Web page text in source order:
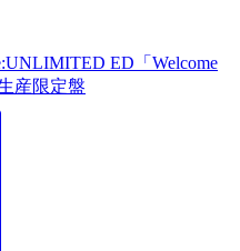
ED「Welcome
産限定盤